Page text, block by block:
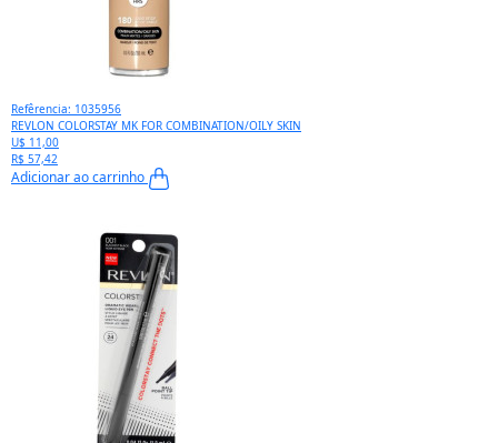
Refêrencia: 1035956
REVLON COLORSTAY MK FOR COMBINATION/OILY SKIN
U$ 11,00
R$ 57,42
Adicionar ao carrinho